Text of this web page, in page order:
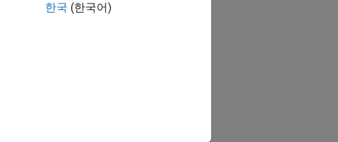
한국 (한국어)